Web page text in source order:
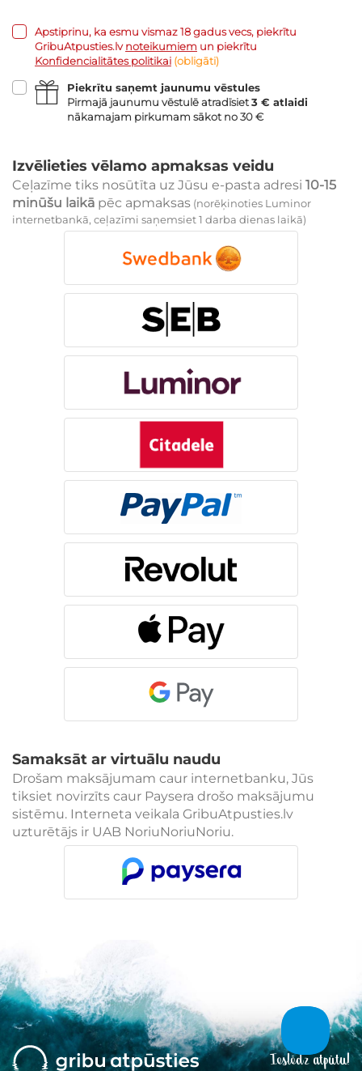
Apstiprinu, ka esmu vismaz 18 gadus vecs, piekrītu
GribuAtpusties.lvnoteikumiem un piekrītu
Konfidencialitātes politikai (obligāti)
Piekrītu saņemt jaunumu vēstules
Pirmajā jaunumu vēstulē atradīsiet3 € atlaidi
nākamajam pirkumam sākot no 30 €
Izvēlieties vēlamo apmaksas veidu
Ceļazīme tiks nosūtīta uz Jūsu e-pasta adresi 10-15
minūšu laikā pēc apmaksas (norēķinoties Luminor
internetbankā, ceļazīmi saņemsiet 1 darba dienas laikā)
Samaksāt ar virtuālu naudu
Drošam maksājumam caur internetbanku, Jūs
tiksiet novirzīts caur Paysera drošo maksājumu
sistēmu. Interneta veikala GribuAtpusties.lv
uzturētājs ir UAB NoriuNoriuNoriu.
Ieslēdz atpūtu!